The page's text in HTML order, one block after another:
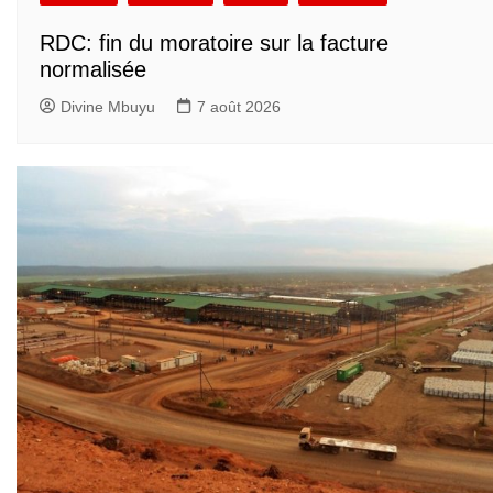
RDC: fin du moratoire sur la facture
normalisée
Divine Mbuyu 7 août 2026